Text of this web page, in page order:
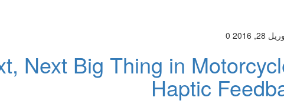
28, 2016
0
Next Big Thing in
Haptic